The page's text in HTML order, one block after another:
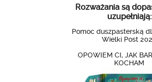
Rozważania są
uzupełniają:
Pomoc duszpasterską
Wielki Post
OPOWIEM CI, JAK
KOCHAM